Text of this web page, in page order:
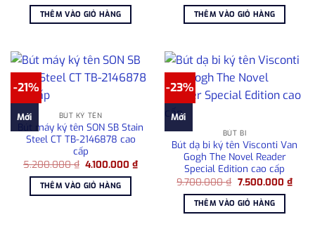
là:
5.200.000 ₫.
THÊM VÀO GIỎ HÀNG là:
22.890.000 ₫.
THÊM VÀO GIỎ HÀNG
-21%
Mới BÚT KÝ TÊN
Bút máy ký tên SON SB Stain
Steel CT TB-2146878 cao
cấp
5.200.000₫ Giá
là:
5.200.000 ₫.
4.100.000₫Giá
hiện
THÊM VÀO GIỎ HÀNG
-23%
Mới
BÚT BI
Bút dạ bi ký tên Visconti Van
Gogh The Novel Reader
Special Edition cao cấp
9.700.000₫ Giá
là:
9.700.000 ₫.
7.500.000 ₫Giá
hiện
THÊM VÀO GIỎ HÀNG